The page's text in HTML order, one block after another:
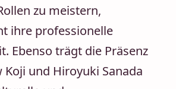
zu meistern,
ihre professionelle
Ebenso trägt die Präsenz
Koji und Hiroyuki Sanada